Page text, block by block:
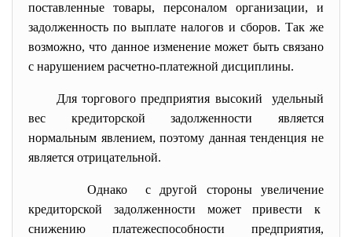
поставленные товары, персоналом организации, и
задолженность по выплате налогов и сборов. Так же
возможно, что данное изменение может быть связано
с нарушением расчетно-платежной дисциплины.
Для торгового предприятия высокий удельный
вес кредиторской задолженности является
нормальным явлением, поэтому данная тенденция не
является отрицательной.
Однако с другой стороны увеличение
кредиторской задолженности может привести к
снижению платежеспособности предприятия,